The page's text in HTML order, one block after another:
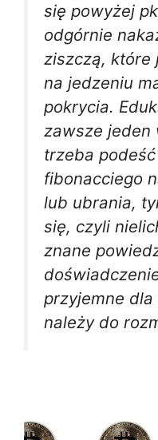
się powyżej
odgórnie
ziszczą, które
na jedzeniu
pokrycia.
zawsze jeden
trzeba
fibonacciego
lub ubrania,
się, czyli
znane
przyjemne
należy do